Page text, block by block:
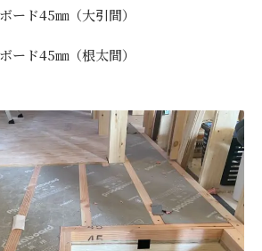
ド45㎜（大引間）
ド45㎜（根太間）